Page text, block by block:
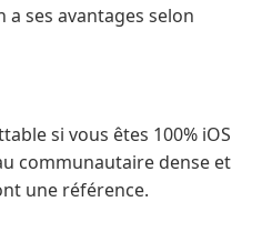
a ses avantages selon
si vous êtes 100% iOS
communautaire dense et
une référence.